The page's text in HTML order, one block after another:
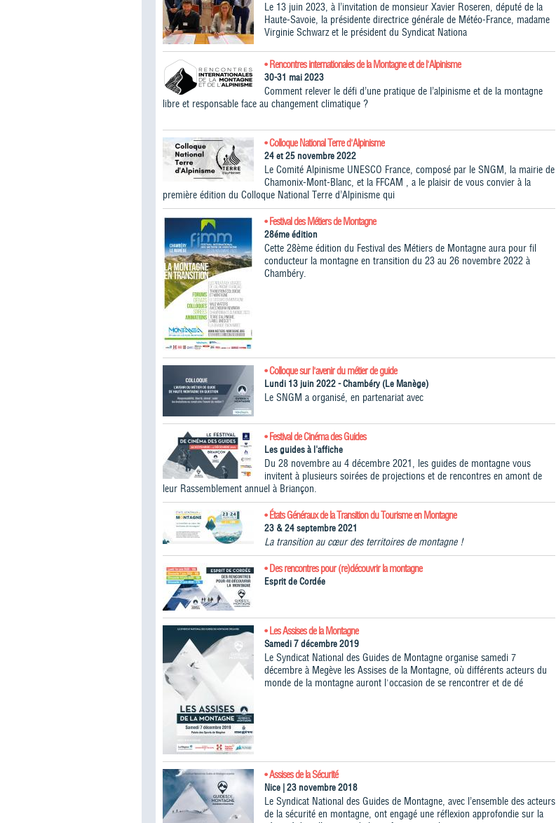
Le 13 juin 2023, à l’invitation de monsieur Xavier Roseren, député de la
Haute-Savoie, la présidente directrice générale de Météo-France, madame
Virginie Schwarz et le président du Syndicat Nationa
• Rencontres internationales de la Montagne et de l'Alpinisme
30-31 mai 2023
Comment relever le défi d’une pratique de l’alpinisme et de la montagne
libre et responsable face au changement climatique ?
• Colloque National Terre d'Alpinisme
24 et 25 novembre 2022
Le Comité Alpinisme UNESCO France, composé par le SNGM, la mairie de
Chamonix-Mont-Blanc, et la FFCAM , a le plaisir de vous convier à la
première édition du Colloque National Terre d’Alpinisme qui
• Festival des Métiers de Montagne
28éme édition
Cette 28ème édition du Festival des Métiers de Montagne aura pour fil
conducteur la montagne en transition du 23 au 26 novembre 2022 à
Chambéry.
• Colloque sur l'avenir du métier de guide
Lundi 13 juin 2022 - Chambéry (Le Manège)
Le SNGM a organisé, en partenariat avec
• Festival de Cinéma des Guides
Les guides à l'affiche
Du 28 novembre au 4 décembre 2021, les guides de montagne vous
invitent à plusieurs soirées de projections et de rencontres en amont de
leur Rassemblement annuel à Briançon.
• États Généraux de la Transition du Tourisme en Montagne
23 & 24 septembre 2021
La transition au cœur des territoires de montagne !
• Des rencontres pour (re)découvrir la montagne
Esprit de Cordée
• Les Assises de la Montagne
Samedi 7 décembre 2019
Le Syndicat National des Guides de Montagne organise samedi 7
décembre à Megève les Assises de la Montagne, où différents acteurs du
monde de la montagne auront l'occasion de se rencontrer et de dé
• Assises de la Sécurité
Nice | 23 novembre 2018
Le Syndicat National des Guides de Montagne, avec l’ensemble des acteurs
de la sécurité en montagne, ont engagé une réflexion approfondie sur la